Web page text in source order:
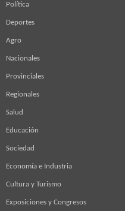
Política
Deportes
Agro
Nacionales
Provinciales
Regionales
Salud
Educación
Sociedad
Economía e Industria
Cultura y Turismo
Exposiciones y Congresos